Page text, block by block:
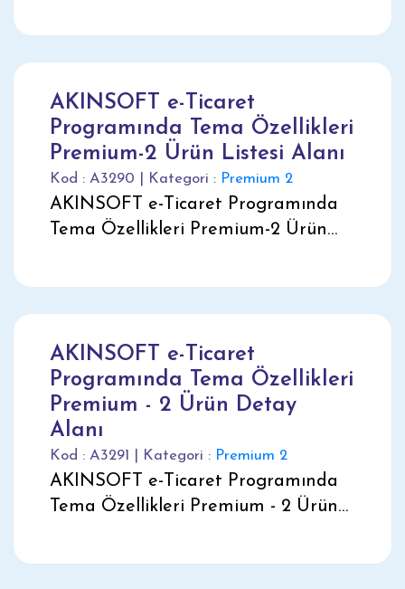
AKINSOFT e-Ticaret
Programında Tema Özellikleri
Premium-2 Ürün Listesi Alanı
Kod : A3290 | Kategori : Premium 2
AKINSOFT e-Ticaret Programında
Tema Özellikleri Premium-2 Ürün
AKINSOFT e-Ticaret
Programında Tema Özellikleri
Premium - 2 Ürün Detay
Alanı
Kod : A3291 | Kategori : Premium 2
AKINSOFT e-Ticaret Programında
Tema Özellikleri Premium - 2 Ürün